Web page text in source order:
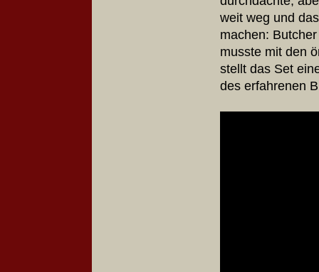
weit weg und
machen:
musste mit den
stellt das Set
des erfahrenen